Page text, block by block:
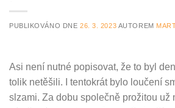
PUBLIKOVÁNO DNE 26. 3. 2023 AUTOREM
Asi není nutné popisovat, že to byl
tolik netěšili. I tentokrát bylo loučení
slzami. Za dobu společně prožitou už